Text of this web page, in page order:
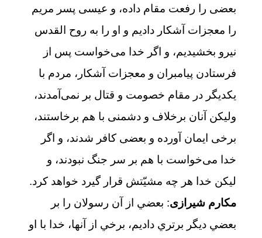
بعضی را رفعت مقام داده، و عیسی پسر مریم
را معجزات آشکار دادیم و او را به روح القدس
نیرو بخشیدیم، و اگر خدا می‌خواست پس از
فرستادن پیامبران و معجزات آشکار، مردم با
یکدیگر در مقام خصومت و قتال بر نمی‌آمدند،
ولیکن آنان برخلاف و دشمنی با هم برخاستند،
برخی ایمان آورده و بعضی کافر شدند، و اگر
خدا می‌خواست با هم بر سر جنگ نبودند، و
لیکن خدا هر چه مشیّتش قرار گیرد خواهد کرد.
مکارم شیرازی: بعضي از آن رسولان را بر
بعضي ديگر برتري داديم، برخي از آنها، خدا با او